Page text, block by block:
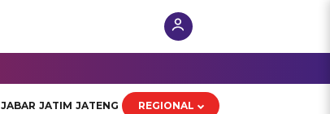
JABAR JATIM JATENG REGIONAL